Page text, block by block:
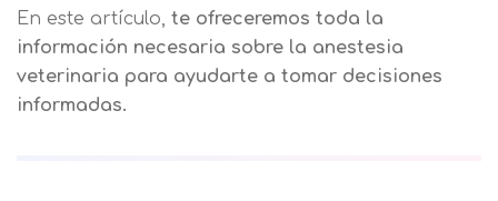
En este artículo, te ofreceremos toda la
información necesaria sobre la anestesia
veterinaria para ayudarte a tomar decisiones
informadas.